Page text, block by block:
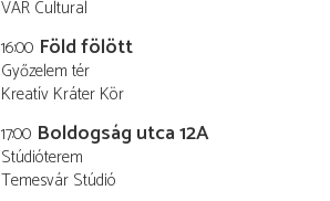
VAR Cultural
16:00 Föld fölött
Győzelem tér
Kreatív Kráter Kör
17:00 Boldogság utca 12A
Stúdióterem
Temesvár Stúdió